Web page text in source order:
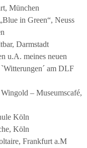
München
in Green“, Neuss
Darmstadt
u.A. meines neuen
am DLF
– Museumscafé,
Köln
Köln
Frankfurt a.M